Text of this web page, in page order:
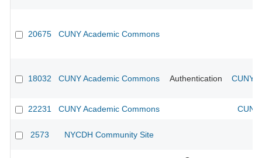
20675 CUNY Academic Commons
18032 CUNY Academic Commons Authentication CUNY
22231 CUNY Academic Commons
2573 NYCDH Community Site